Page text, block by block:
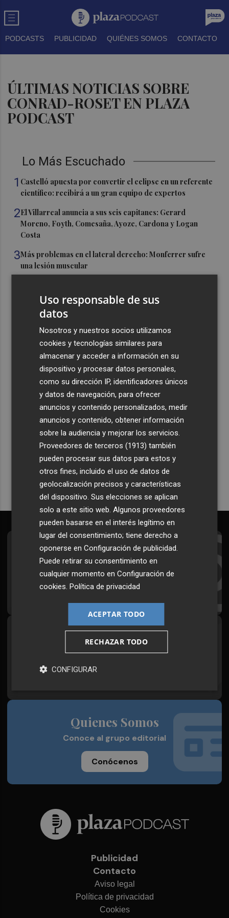
PODCASTS PUBLICIDAD QUIÉNES SOMOS CONTACTO
ÚLTIMAS NOTICIAS SOBRE
CONRAD-ROSET EN PLAZA
PODCAST
Lo Más Escuchado
1 Castelló apuesta por convertir el eclipse en un referente
científico: recibirá a un gran equipo de expertos
2El Villarreal anuncia a sus seis capitanes: Gerard
Moreno, Foyth, Comesaña, Ayoze, Cardona y Logan
Costa
3Más problemas en el lateral derecho: Monferrer sufre
una lesión muscular
urbano y a un hotel de cuatro estrellas en La Manga con
324 habitaciones
Estos son los estrenos que abren la cartelera en agosto:
de la comedia 'El último mono' a una nueva entrega de
'La Patrulla Canina'
Recibe toda la actualidad de
Plaza Podcast en tu correo
Quiero suscribirme
Suscríbete al Boletín
Todos los días a primera hora en tu email
¡Quiero suscribirme!
Síguenos en redes
Plaza Podcast, desde cualquier medio
Quienes Somos
Conoce al grupo editorial
Conócenos
Publicidad
Contacto
Aviso legal
Política de privacidad
Cookies
Uso responsable de sus
datos
Nosotros y nuestros socios utilizamos
cookies y tecnologías similares para
almacenar y acceder a información en su
dispositivo y procesar datos personales,
como su dirección IP, identificadores únicos
y datos de navegación, para ofrecer
anuncios y contenido personalizados, medir
anuncios y contenido, obtener información
sobre la audiencia y mejorar los servicios.
Proveedores de terceros (1913) también
pueden procesar sus datos para estos y
otros fines, incluido el uso de datos de
geolocalización precisos y características
del dispositivo. Sus elecciones se aplican
solo a este sitio web. Algunos proveedores
pueden basarse en el interés legítimo en
lugar del consentimiento; tiene derecho a
oponerse enConfiguración de publicidad.
Puede retirar su consentimiento en
cualquier momento enConfiguración de
cookies.Política de privacidad
ACEPTAR TODO
RECHAZAR TODO
CONFIGURAR